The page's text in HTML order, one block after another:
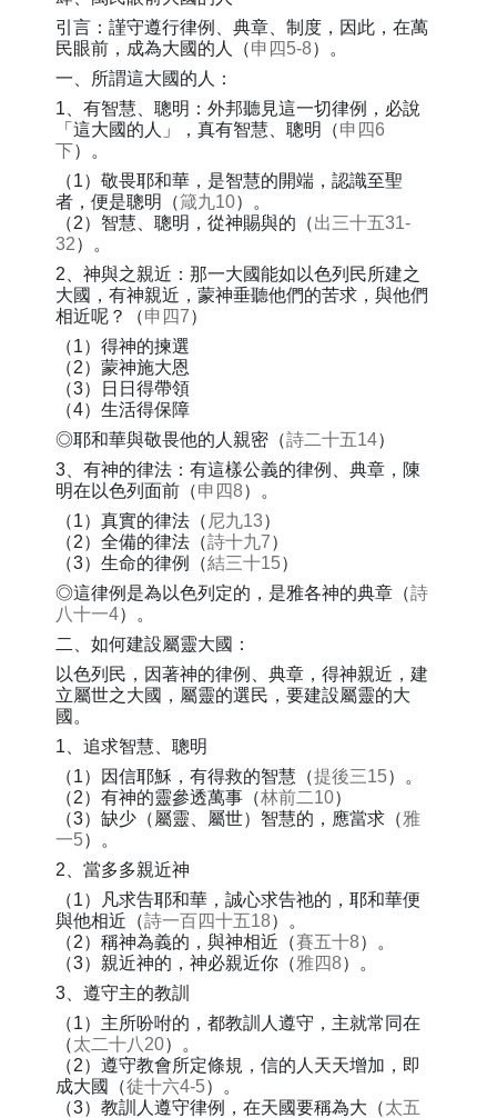
引言：謹守遵行律例、典章、制度，因此，在萬
民眼前，成為大國的人（申四5-8）。
一、所謂這大國的人：
1、有智慧、聰明：外邦聽見這一切律例，必說
「這大國的人」，真有智慧、聰明（申四6
下）。
（1）敬畏耶和華，是智慧的開端，認識至聖
者，便是聰明（箴九10）。
（2）智慧、聰明，從神賜與的（出三十五31-
32）。
2、神與之親近：那一大國能如以色列民所建之
大國，有神親近，蒙神垂聽他們的苦求，與他們
相近呢？（申四7）
（1）得神的揀選
（2）蒙神施大恩
（3）日日得帶領
（4）生活得保障
◎耶和華與敬畏他的人親密（詩二十五14）
3、有神的律法：有這樣公義的律例、典章，陳
明在以色列面前（申四8）。
（1）真實的律法（ 尼九13）
（2）全備的律法（詩十九7）
（3）生命的律例（結三十15）
◎這律例是為以色列定的，是雅各神的典章（詩
八十一4）。
二、如何建設屬靈大國：
以色列民，因著神的律例、典章，得神親近，建
立屬世之大國，屬靈的選民，要建設屬靈的大
國。
1、追求智慧、聰明
（1）因信耶穌，有得救的智慧（提後三15）。
（2）有神的靈參透萬事（林前二10）
（3）缺少（屬靈、屬世）智慧的，應當求（雅
一5）。
2、當多多親近神
（1）凡求告耶和華，誠心求告祂的，耶和華便
與他相近（詩一百四十五18）。
（2）稱神為義的，與神相近（賽五十8）。
（3）親近神的，神必親近你（雅四8）。
3、遵守主的教訓
（1）主所吩咐的，都教訓人遵守，主就常同在
（太二十八20）。
（2）遵守教會所定條規，信的人天天增加，即
成大國（徒十六4-5）。
（3）教訓人遵守律例，在天國要稱為大（太五